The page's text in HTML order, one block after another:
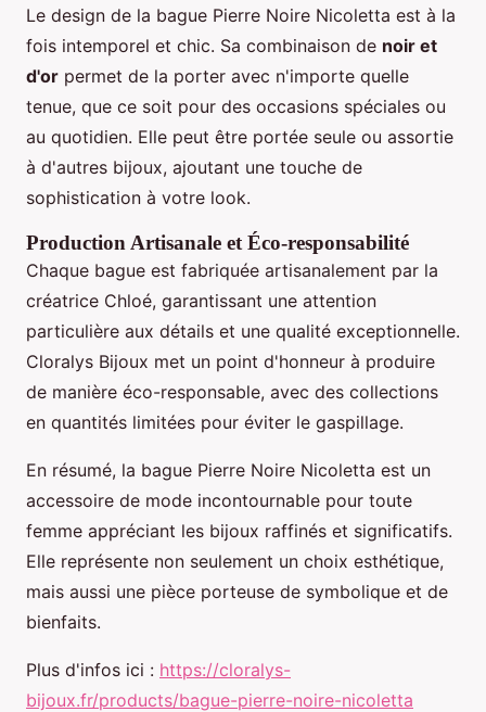
Le design de la bague Pierre Noire Nicoletta est à la
fois intemporel et chic. Sa combinaison de noir et
d'or permet de la porter avec n'importe quelle
tenue, que ce soit pour des occasions spéciales ou
au quotidien. Elle peut être portée seule ou assortie
à d'autres bijoux, ajoutant une touche de
sophistication à votre look.
Production Artisanale et Éco-responsabilité
Chaque bague est fabriquée artisanalement par la
créatrice Chloé, garantissant une attention
particulière aux détails et une qualité exceptionnelle.
Cloralys Bijoux met un point d'honneur à produire
de manière éco-responsable, avec des collections
en quantités limitées pour éviter le gaspillage.
En résumé, la bague Pierre Noire Nicoletta est un
accessoire de mode incontournable pour toute
femme appréciant les bijoux raffinés et significatifs.
Elle représente non seulement un choix esthétique,
mais aussi une pièce porteuse de symbolique et de
bienfaits.
Plus d'infos ici : https://cloralys-
bijoux.fr/products/bague-pierre-noire-nicoletta